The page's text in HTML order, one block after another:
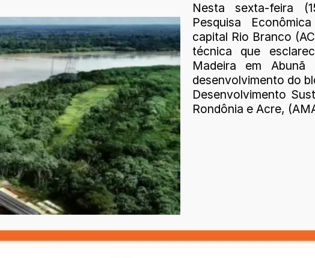
Nesta sexta-feira
Pesquisa
capital Rio Branco
técnica que
Madeira em
desenvolvimento do
Desenvolvimento
Rondônia e Acre,